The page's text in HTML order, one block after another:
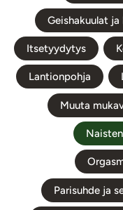
Geishakuulat
Itsetyydytys
Lantionpohja
Muuta
Parisuhde ja